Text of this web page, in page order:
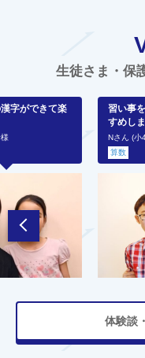
生徒さま・保
字ができて楽
習い事
すめしま
Nさん (小
算数
体験談